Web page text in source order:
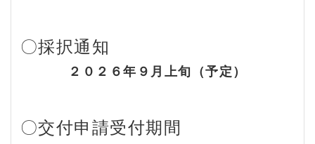
〇採択通知
２０２６年９月上旬（予定）
〇交付申請受付期間